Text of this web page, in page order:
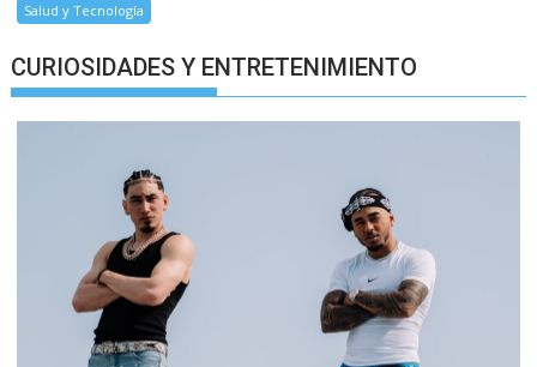
Salud y Tecnología
CURIOSIDADES Y ENTRETENIMIENTO